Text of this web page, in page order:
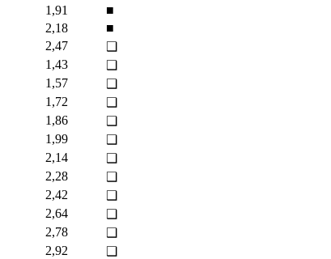
1,91
■
2,18
■
2,47
❑
1,43
❑
1,57
❑
1,72
❑
1,86
❑
1,99
❑
2,14
❑
2,28
❑
2,42
❑
2,64
❑
2,78
❑
2,92
❑